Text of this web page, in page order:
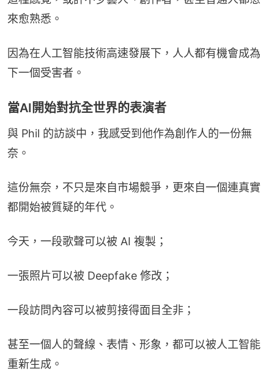
來愈熟悉。
因為在人工智能技術高速發展下，人人都有機會成為
下一個受害者。
當AI開始對抗全世界的表演者
與 Phil 的訪談中，我感受到他作為創作人的一份無
奈。
這份無奈，不只是來自市場競爭，更來自一個連真實
都開始被質疑的年代。
今天，一段歌聲可以被 AI 複製；
一張照片可以被 Deepfake 修改；
一段訪問內容可以被剪接得面目全非；
甚至一個人的聲線、表情、形象，都可以被人工智能
重新生成。